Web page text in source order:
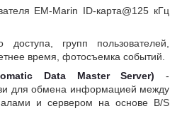
EM-Marin ID-карта@125 кГц
групп пользователей,
время, фотосъемка событий.
Data Master Server) -
для обмена информацией между
и сервером на основе B/S